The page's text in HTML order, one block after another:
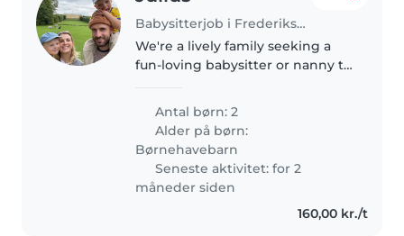
Babysitterjob i Frederiksberg
We're a lively family seeking a
fun-loving babysitter or nanny to
kids are full of energy and love
sports, so someone who enjoys..
Antal børn: 2
Alder på børn:
Børnehavebarn
Seneste aktivitet: for 2
måneder siden
160,00 kr./t